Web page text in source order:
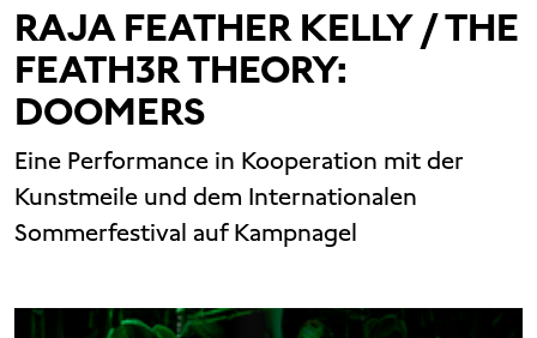
RAJA FEATHER KELLY / THE
FEATH3R THEORY:
DOOMERS
Eine Performance in Kooperation mit der
Kunstmeile und dem Internationalen
Sommerfestival auf Kampnagel